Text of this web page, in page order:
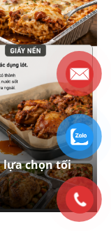
lựa chọn tối